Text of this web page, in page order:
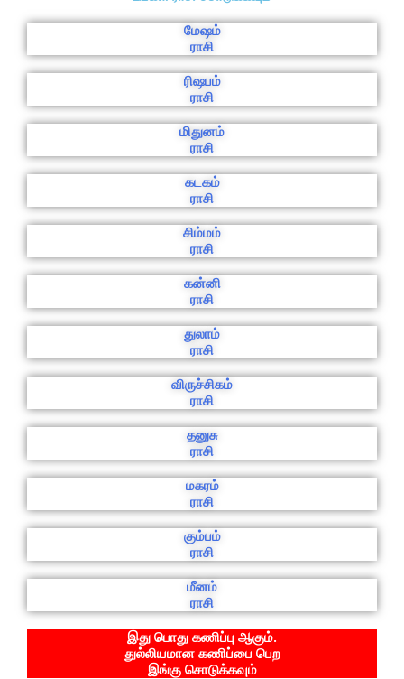
மேஷம்
ராசி
ரிஷபம்
ராசி
மிதுனம்
ராசி
கடகம்
ராசி
சிம்மம்
ராசி
கன்னி
ராசி
துலாம்
ராசி
விருச்சிகம்
ராசி
தனுசு
ராசி
மகரம்
ராசி
கும்பம்
ராசி
மீனம்
ராசி
இது பொது கணிப்பு ஆகும்.
துல்லியமான கணிப்பை பெற
இங்கு சொடுக்கவும்